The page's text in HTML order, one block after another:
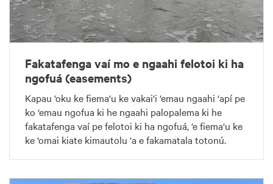
Fakatafenga vaí mo e ngaahi felotoi ki ha
ngofuá (easements)
Kapau ‘oku ke fiema‘u ke vakai‘i ‘emau ngaahi ‘apí pe
ko ‘emau ngofua ki he ngaahi palopalema ki he
fakatafenga vaí pe felotoi ki ha ngofuá, ‘e fiema‘u ke
ke ‘omai kiate kimautolu ‘a e fakamatala totonú.